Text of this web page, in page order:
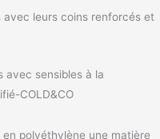
leurs coins renforcés et
polyéthylène une matière